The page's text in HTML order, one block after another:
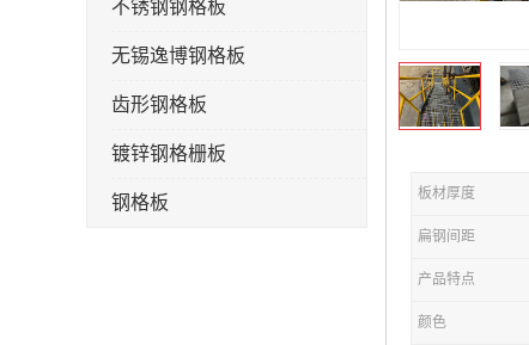
不锈钢钢格板
无锡逸博钢格板
齿形钢格板
镀锌钢格栅板
钢格板 板材厚度
扁钢间距
产品特点
颜色